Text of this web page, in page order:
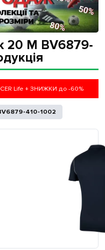
20 M BV6879-
Life + ЗНИЖКИ до -60%
410-1002